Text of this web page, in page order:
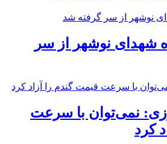
شهدای نوشهر از سر
نمی‌توان با سرعت
کرد